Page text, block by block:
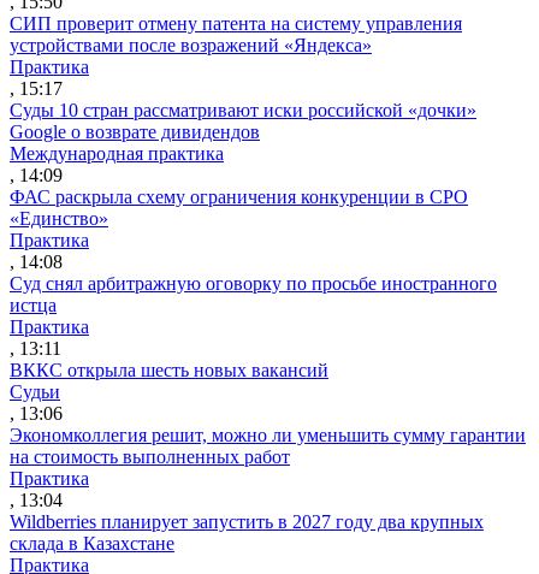
СИП проверит отмену патента на систему управления
устройствами после возражений «Яндекса»
Практика
, 15:17
Суды 10 стран рассматривают иски российской «дочки»
Google о возврате дивидендов
Международная практика
, 14:09
ФАС раскрыла схему ограничения конкуренции в СРО
«Единство»
Практика
, 14:08
Суд снял арбитражную оговорку по просьбе иностранного
истца
Практика
, 13:11
ВККС открыла шесть новых вакансий
Судьи
, 13:06
Экономколлегия решит, можно ли уменьшить сумму гарантии
на стоимость выполненных работ
Практика
, 13:04
Wildberries планирует запустить в 2027 году два крупных
склада в Казахстане
Практика